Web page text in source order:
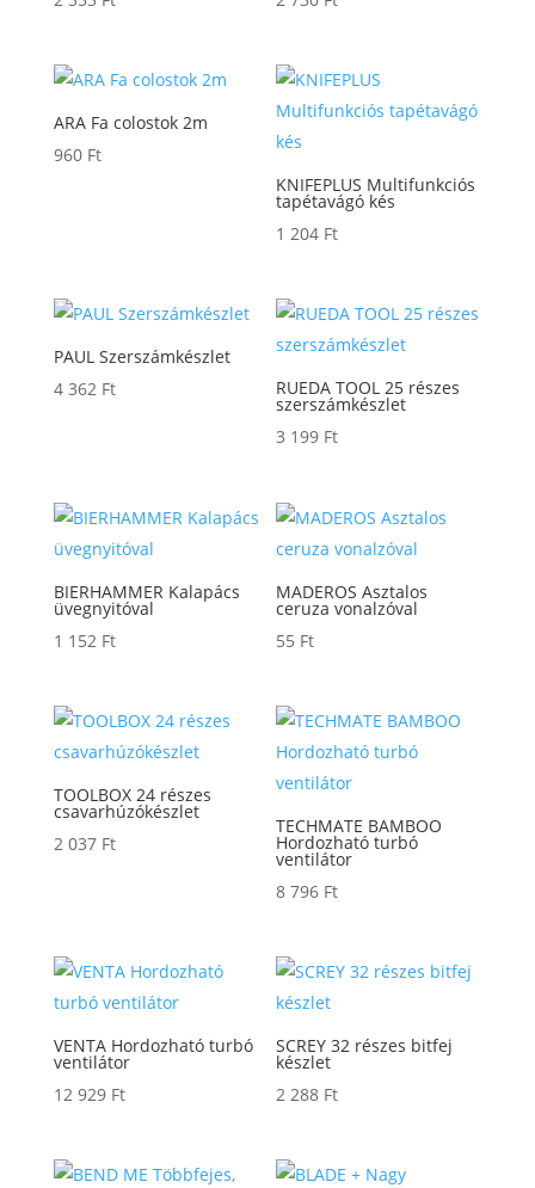
ARA Fa colostok 2m
960 Ft
KNIFEPLUS Multifunkciós
tapétavágó kés
1 204 Ft
PAUL Szerszámkészlet
4 362 Ft RUEDA TOOL 25 részes
szerszámkészlet
3 199 Ft
BIERHAMMER Kalapács
üvegnyitóval
1 152 Ft
MADEROS Asztalos
ceruza vonalzóval
55 Ft
TOOLBOX 24 részes
csavarhúzókészlet
2 037 Ft
TECHMATE BAMBOO
Hordozható turbó
ventilátor
8 796 Ft
VENTA Hordozható turbó
ventilátor
12 929 Ft
SCREY 32 részes bitfej
készlet
2 288 Ft